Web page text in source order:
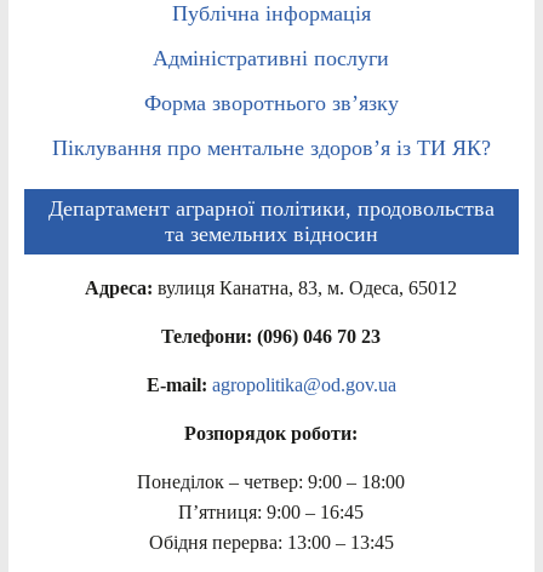
Публічна інформація
Адміністративні послуги
Форма зворотнього зв’язку
Піклування про ментальне здоров’я із ТИ ЯК?
Департамент аграрної політики, продовольства
та земельних відносин
Адреса: вулиця Канатна, 83, м. Одеса, 65012
Телефони: (096) 046 70 23
E-mail: agropolitika@od.gov.ua
Розпорядок роботи:
Понеділок – четвер: 9:00 – 18:00
П’ятниця: 9:00 – 16:45
Обідня перерва: 13:00 – 13:45